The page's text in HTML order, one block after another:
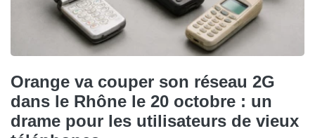
Orange va couper son réseau 2G
dans le Rhône le 20 octobre : un
drame pour les utilisateurs de vieux